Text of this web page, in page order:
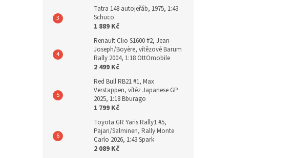
Tatra 148 autojeřáb, 1975, 1:43
Schuco
1 889 Kč
Renault Clio S1600 #2, Jean-
Joseph/Boyère, vítězové Barum
Rally 2004, 1:18 OttOmobile
2 499 Kč
Red Bull RB21 #1, Max
Verstappen, vítěz Japanese GP
2025, 1:18 Bburago
1 799 Kč
Toyota GR Yaris Rally1 #5,
Pajari/Salminen, Rally Monte
Carlo 2026, 1:43 Spark
2 089 Kč